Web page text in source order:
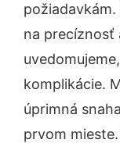
na precíznosť
komplikácie.
úprimná
prvom